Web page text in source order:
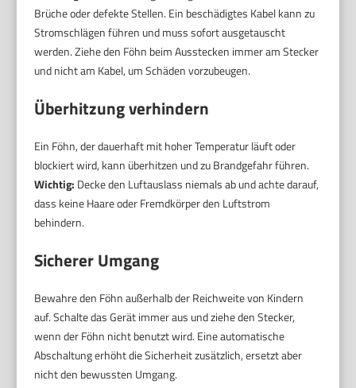
Brüche oder defekte Stellen. Ein beschädigtes Kabel kann zu
Stromschlägen führen und muss sofort ausgetauscht
werden. Ziehe den Föhn beim Ausstecken immer am Stecker
und nicht am Kabel, um Schäden vorzubeugen.
Überhitzung verhindern
Ein Föhn, der dauerhaft mit hoher Temperatur läuft oder
blockiert wird, kann überhitzen und zu Brandgefahr führen.
Wichtig: Decke den Luftauslass niemals ab und achte darauf,
dass keine Haare oder Fremdkörper den Luftstrom
behindern.
Sicherer Umgang
Bewahre den Föhn außerhalb der Reichweite von Kindern
auf. Schalte das Gerät immer aus und ziehe den Stecker,
wenn der Föhn nicht benutzt wird. Eine automatische
Abschaltung erhöht die Sicherheit zusätzlich, ersetzt aber
nicht den bewussten Umgang.